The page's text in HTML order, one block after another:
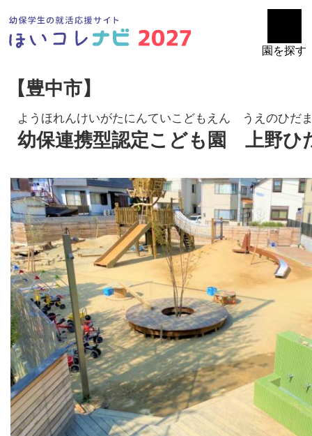
園を探す
【豊中市】
ようほれんけいがたにんていこどもえん うえのひだ
幼保連携型認定こども園 上野ひ